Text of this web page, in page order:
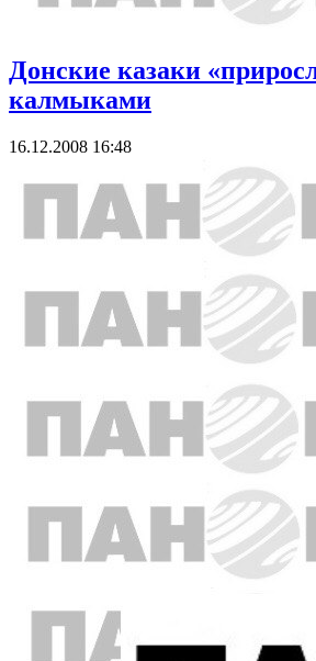
Донские казаки
калмыками
16.12.2008 16:48